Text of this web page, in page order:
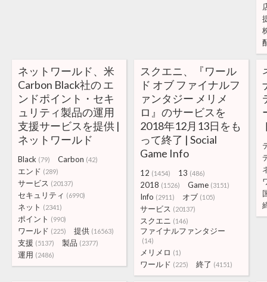
ネットワールド、米
Carbon Black社の エ
ンドポイント・セキ
ュリティ製品の運用
支援サービスを提供 |
ネットワールド
Black (79) Carbon (42)
エンド (289)
サービス (20137)
セキュリティ (6990)
ネット (2341)
ポイント (990)
ワールド (225) 提供 (16563)
支援 (5137) 製品 (2377)
運用 (2486)
スクエニ、『ワール
ド オブ ファイナルフ
ァンタジー メリメ
ロ』のサービスを
2018年12月13日をも
って終了 | Social
Game Info
12 (1454) 13 (486)
2018 (1526) Game (3151)
Info (2911) オブ (105)
サービス (20137)
スクエニ (146)
ファイナルファンタジー
(14)
メリメロ (1)
ワールド (225) 終了 (4151)